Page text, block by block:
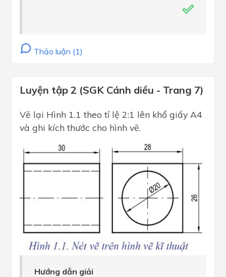
Thảo luận (1)
Luyện tập 2 (SGK Cánh diều - Trang 7)
Vẽ lại Hình 1.1 theo tỉ lệ 2:1 lên khổ giấy A4
và ghi kích thước cho hình vẽ.
Hướng dẫn giải